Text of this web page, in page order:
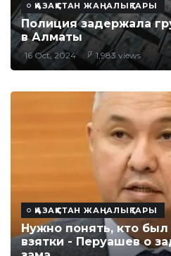
ҚАЗАҚСТАН ЖАҢАЛЫҚТАРЫ
Полиция задержала
в Алматы
16 Oct, 2024 1,983 views
ҚАЗАҚСТАН ЖАҢАЛЫҚТАРЫ
Нужно понять, кто
взятки - Перуашев о